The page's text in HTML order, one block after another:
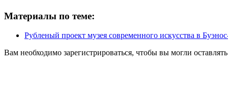
Материалы по теме:
Рубленый проект музея современного искусства в
Вам необходимо зарегистрироваться, чтобы вы могли